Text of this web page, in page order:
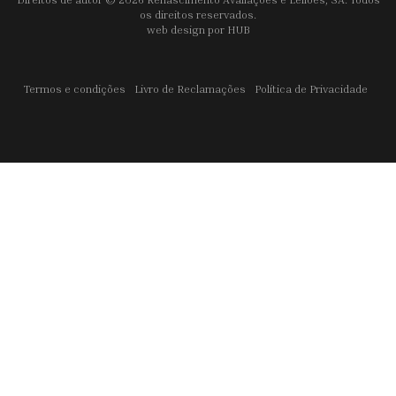
os direitos reservados.
web design por HUB
Termos e condições Livro de Reclamações Política de Privacidade